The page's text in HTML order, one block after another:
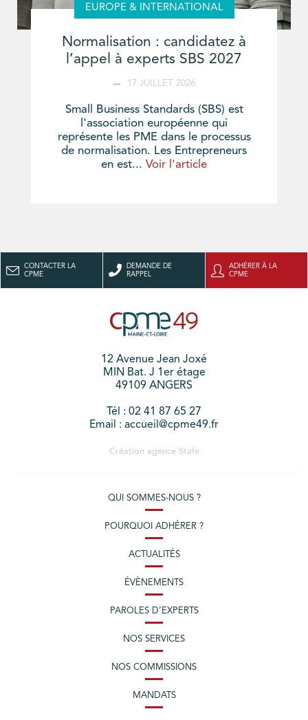
EUROPE & INTERNATIONAL
Normalisation : candidatez à
l’appel à experts SBS 2027
17 JUILLET 2026
Small Business Standards (SBS) est
l'association européenne qui
représente les PME dans le processus
de normalisation. Les Entrepreneurs
en est... Voir l'article
CONTACTER LA
CPME
DEMANDE DE
RAPPEL
ADHÉRER À LA
CPME
12 Avenue Jean Joxé
MIN Bat. J 1er étage
49109 ANGERS
Tél : 02 41 87 65 27
Email : accueil@cpme49.fr
Création agence Stafe
QUI SOMMES-NOUS ?
POURQUOI ADHÉRER ?
ACTUALITÉS
ÉVÈNEMENTS
PAROLES D’EXPERTS
NOS SERVICES
NOS COMMISSIONS
MANDATS